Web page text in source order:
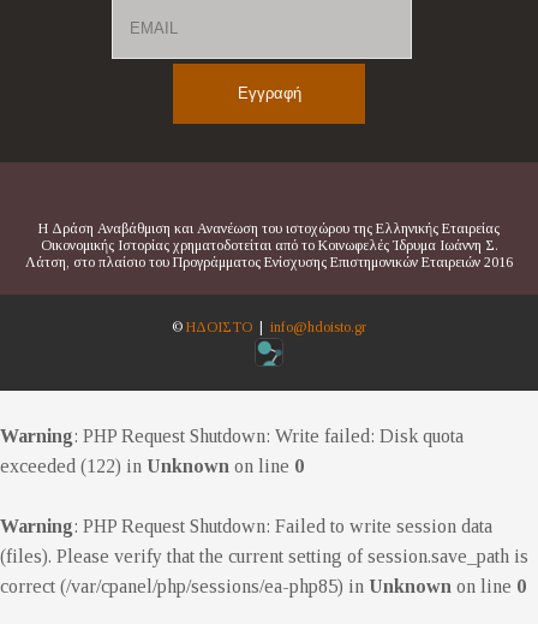
Η Δράση Αναβάθμιση και Ανανέωση του ιστοχώρου της Ελληνικής Εταιρείας
Οικονομικής Ιστορίας χρηματοδοτείται από το Κοινωφελές Ίδρυμα Ιωάννη Σ.
Λάτση, στο πλαίσιο του Προγράμματος Ενίσχυσης Επιστημονικών Εταιρειών 2016
© ΗΔΟΙΣΤΟ | info@hdoisto.gr
Warning: PHP Request Shutdown: Write failed: Disk quota
exceeded (122) in Unknown on line 0
Warning: PHP Request Shutdown: Failed to write session data
(files). Please verify that the current setting of session.save_path is
correct (/var/cpanel/php/sessions/ea-php85) in Unknown on line 0